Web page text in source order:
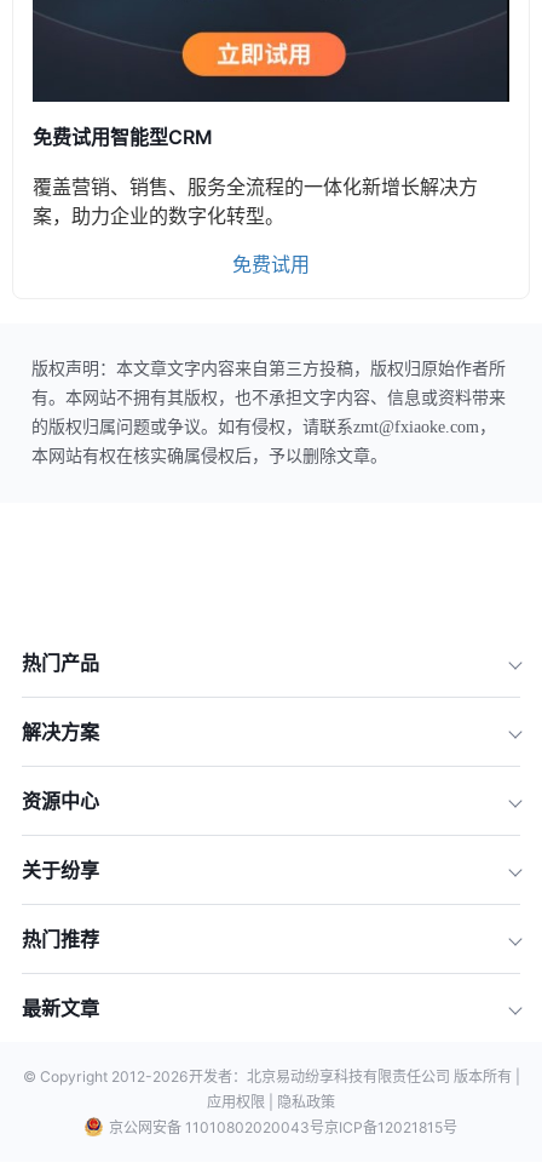
免费试用智能型CRM
覆盖营销、销售、服务全流程的一体化新增长解决方
案，助力企业的数字化转型。
免费试用
版权声明：本文章文字内容来自第三方投稿，版权归原始作者所
有。本网站不拥有其版权，也不承担文字内容、信息或资料带来
的版权归属问题或争议。如有侵权，请联系zmt@fxiaoke.com，
本网站有权在核实确属侵权后，予以删除文章。
热门产品
解决方案
资源中心
关于纷享
热门推荐
最新文章
© Copyright 2012-2026开发者：北京易动纷享科技有限责任公司 版本所有 |
应用权限 |
隐私政策
京公网安备 11010802020043号京ICP备12021815号